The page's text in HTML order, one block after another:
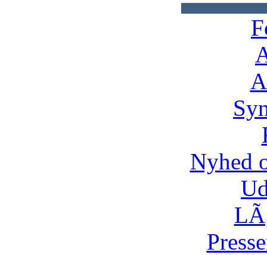
Nyhed